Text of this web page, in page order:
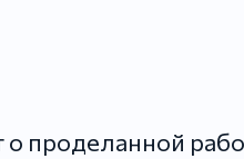
проделанной